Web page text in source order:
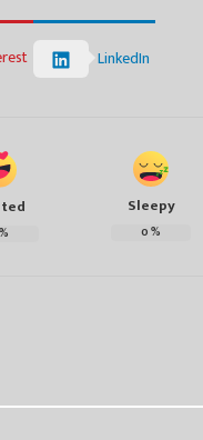
LinkedIn
Sleepy
0%